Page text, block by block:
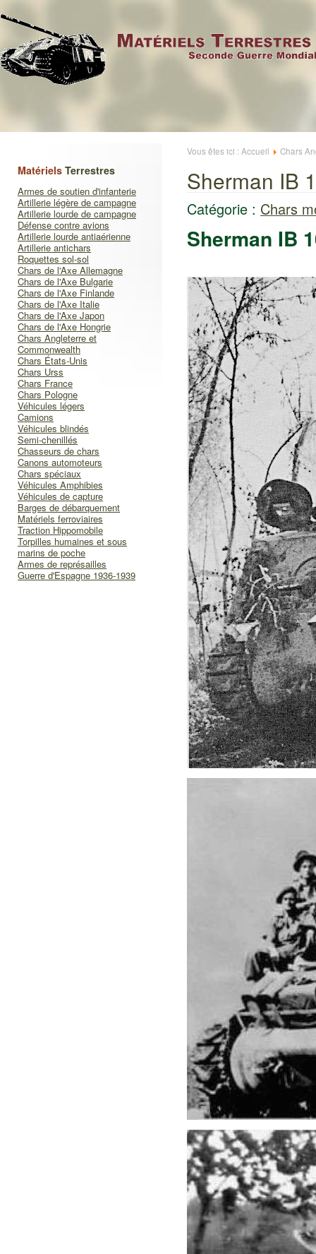
Matériels Terrestres
Armes de soutien d'infanterie
Artillerie légère de campagne
Artillerie lourde de campagne
Défense contre avions
Artillerie lourde antiaérienne
Artillerie antichars
Roquettes sol-sol
Chars de l'Axe Allemagne
Chars de l'Axe Bulgarie
Chars de l'Axe Finlande
Chars de l'Axe Italie
Chars de l'Axe Japon
Chars de l'Axe Hongrie
Chars Angleterre et
Commonwealth
Chars États-Unis
Chars Urss
Chars France
Chars Pologne
Véhicules légers
Camions
Véhicules blindés
Semi-chenillés
Chasseurs de chars
Canons automoteurs
Chars spéciaux
Véhicules Amphibies
Véhicules de capture
Barges de débarquement
Matériels ferroviaires
Traction Hippomobile
Torpilles humaines et sous
marins de poche
Armes de représailles
Guerre d'Espagne 1936-1939
Vous êtes ici : Accueil Chars
Sherman IB
Catégorie : Chars
Sherman IB